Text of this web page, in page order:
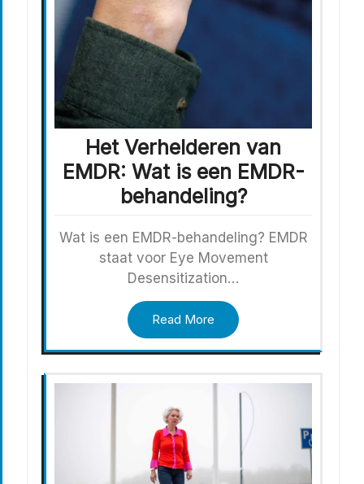
Het Verhelderen van
EMDR: Wat is een EMDR-
behandeling?
Wat is een EMDR-behandeling? EMDR
staat voor Eye Movement
Desensitization…
Read More